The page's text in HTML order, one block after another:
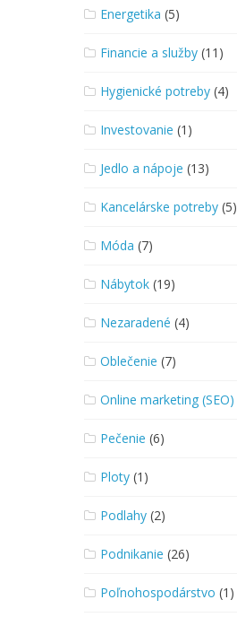
Energetika (5)
Financie a služby (11)
Hygienické potreby (4)
Investovanie (1)
Jedlo a nápoje (13)
Kancelárske potreby (5)
Móda (7)
Nábytok (19)
Nezaradené (4)
Oblečenie (7)
Online marketing (SEO)
Pečenie (6)
Ploty (1)
Podlahy (2)
Podnikanie (26)
Poľnohospodárstvo (1)